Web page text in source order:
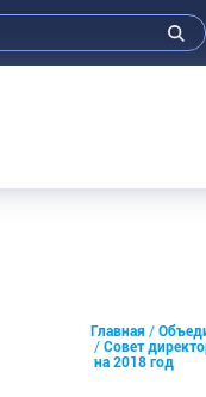
СМИ
Главная
Совет
на 2018 год